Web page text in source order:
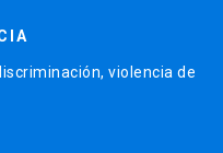
violencia de